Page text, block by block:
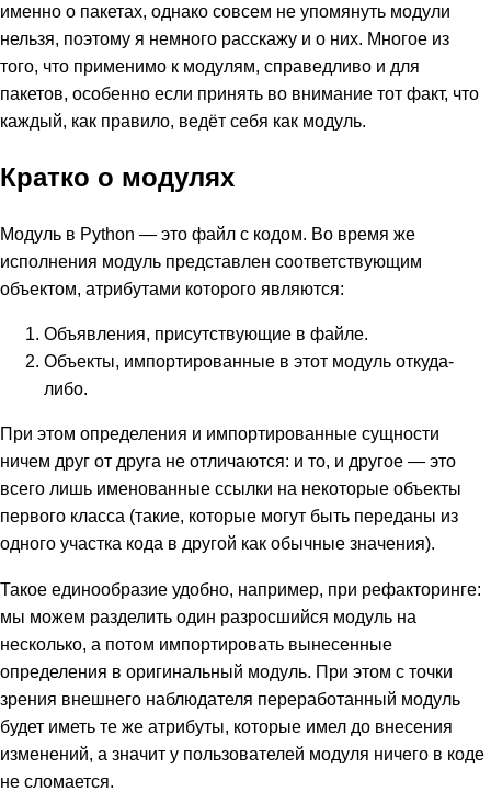
именно о пакетах, однако совсем не упомянуть модули
нельзя, поэтому я немного расскажу и о них. Многое из
того, что применимо к модулям, справедливо и для
пакетов, особенно если принять во внимание тот факт, что
каждый, как правило, ведёт себя как модуль.
Кратко о модулях
Модуль в Python — это файл с кодом. Во время же
исполнения модуль представлен соответствующим
объектом, атрибутами которого являются:
Объявления, присутствующие в файле.
Объекты, импортированные в этот модуль откуда-
либо.
При этом определения и импортированные сущности
ничем друг от друга не отличаются: и то, и другое — это
всего лишь именованные ссылки на некоторые объекты
первого класса (такие, которые могут быть переданы из
одного участка кода в другой как обычные значения).
Такое единообразие удобно, например, при рефакторинге:
мы можем разделить один разросшийся модуль на
несколько, а потом импортировать вынесенные
определения в оригинальный модуль. При этом с точки
зрения внешнего наблюдателя переработанный модуль
будет иметь те же атрибуты, которые имел до внесения
изменений, а значит у пользователей модуля ничего в коде
не сломается.